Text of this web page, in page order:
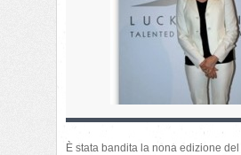
È stata bandita la nona edizione del